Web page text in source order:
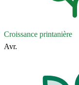
Croissance printanière
Avr.